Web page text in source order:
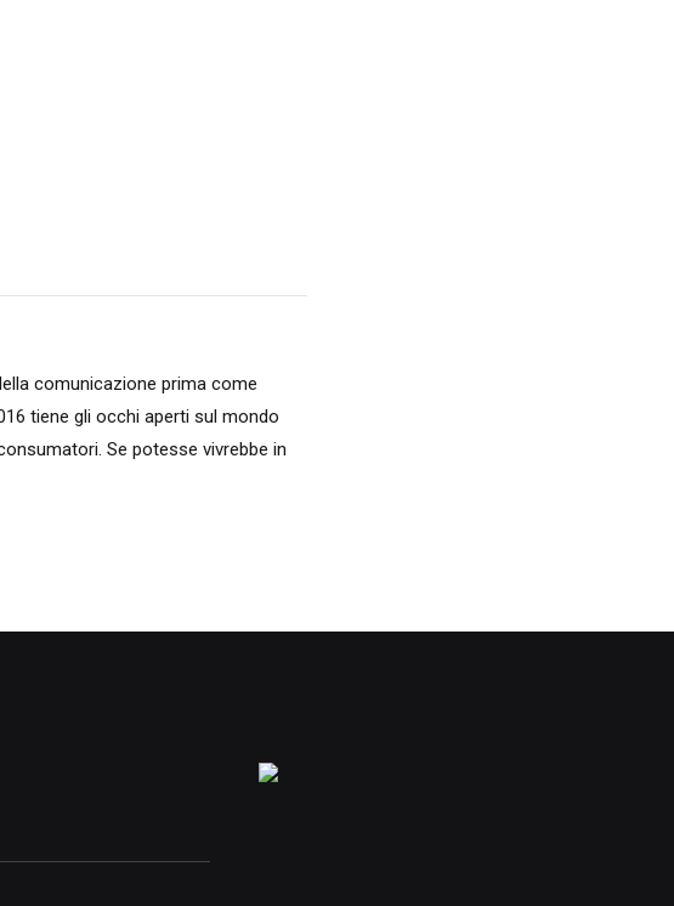
comunicazione prima come
tiene gli occhi aperti sul mondo
Se potesse vivrebbe in